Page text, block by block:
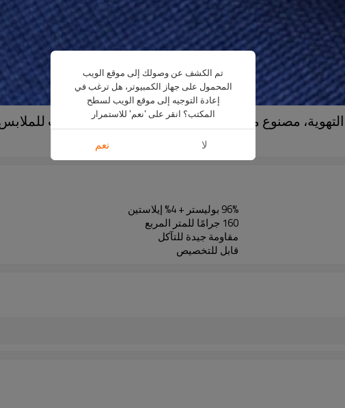
الرياضية والملابس الكاجوال.
96% بوليستر + 4% إيلاستين
160 جرامًا للمتر المربع
مقاومة جيدة للتآكل
قابل للتخصيص
تم الكشف عن وصولك إلى موقع الويب
المحمول على جهاز الكمبيوتر، هل ترغب في
إعادة التوجيه إلى موقع الويب لسطح
المكتب؟ انقر على 'نعم' للاستمرار
لا نعم